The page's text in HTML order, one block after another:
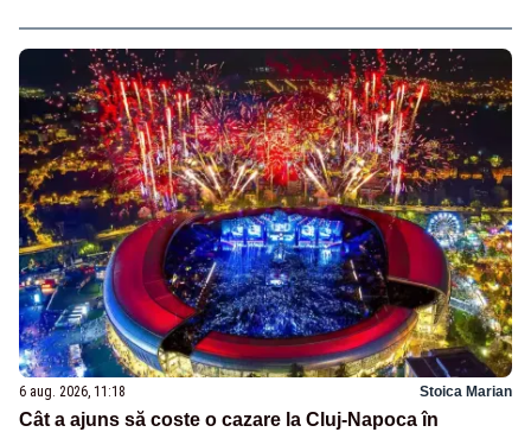
6 aug. 2026, 11:18 Stoica Marian
Cât a ajuns să coste o cazare la Cluj-Napoca în